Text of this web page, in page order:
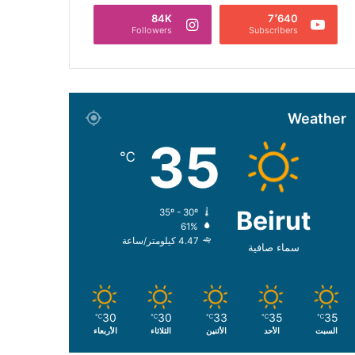
7٬640
Subscribers
84K
Followers
Weather
Beirut
سماء صافية
35
℃
61%
4.47 كيلومتر/ساعة
35
℃
السبت
35
℃
الأحد
33
℃
الأثنين
30
℃
الثلاثاء
30
℃
الأربعاء